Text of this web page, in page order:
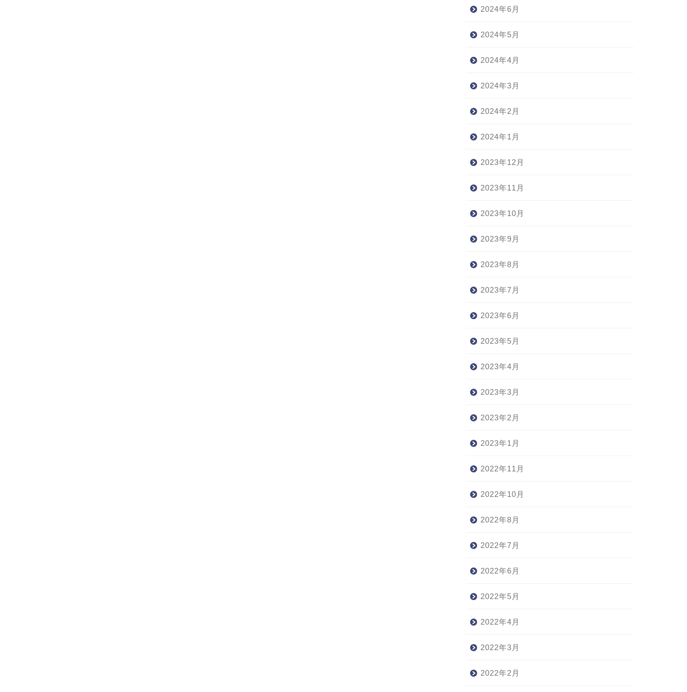
2024年6月
2024年5月
2024年4月
2024年3月
2024年2月
2024年1月
2023年12月
2023年11月
2023年10月
2023年9月
2023年8月
2023年7月
2023年6月
2023年5月
2023年4月
2023年3月
2023年2月
2023年1月
2022年11月
2022年10月
2022年8月
2022年7月
2022年6月
2022年5月
2022年4月
2022年3月
2022年2月